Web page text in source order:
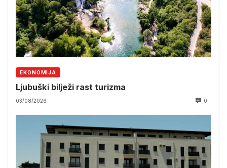
EKONOMIJA
Ljubuški bilježi rast turizma
03/08/2026 0